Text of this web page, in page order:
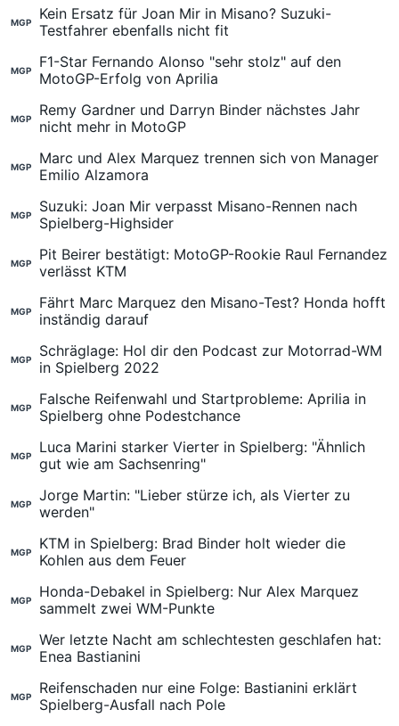
MGP
Kein Ersatz für Joan Mir in Misano? Suzuki-
Testfahrer ebenfalls nicht fit
MGP
F1-Star Fernando Alonso "sehr stolz" auf den
MotoGP-Erfolg von Aprilia
MGP
Remy Gardner und Darryn Binder nächstes Jahr
nicht mehr in MotoGP
MGP
Marc und Alex Marquez trennen sich von Manager
Emilio Alzamora
MGP
Suzuki: Joan Mir verpasst Misano-Rennen nach
Spielberg-Highsider
MGP
Pit Beirer bestätigt: MotoGP-Rookie Raul Fernandez
verlässt KTM
MGP
Fährt Marc Marquez den Misano-Test? Honda hofft
inständig darauf
MGP
Schräglage: Hol dir den Podcast zur Motorrad-WM
in Spielberg 2022
MGP
Falsche Reifenwahl und Startprobleme: Aprilia in
Spielberg ohne Podestchance
MGP
Luca Marini starker Vierter in Spielberg: "Ähnlich
gut wie am Sachsenring"
MGP
Jorge Martin: "Lieber stürze ich, als Vierter zu
werden"
MGP
KTM in Spielberg: Brad Binder holt wieder die
Kohlen aus dem Feuer
MGP
Honda-Debakel in Spielberg: Nur Alex Marquez
sammelt zwei WM-Punkte
MGP
Wer letzte Nacht am schlechtesten geschlafen hat:
Enea Bastianini
MGP
Reifenschaden nur eine Folge: Bastianini erklärt
Spielberg-Ausfall nach Pole